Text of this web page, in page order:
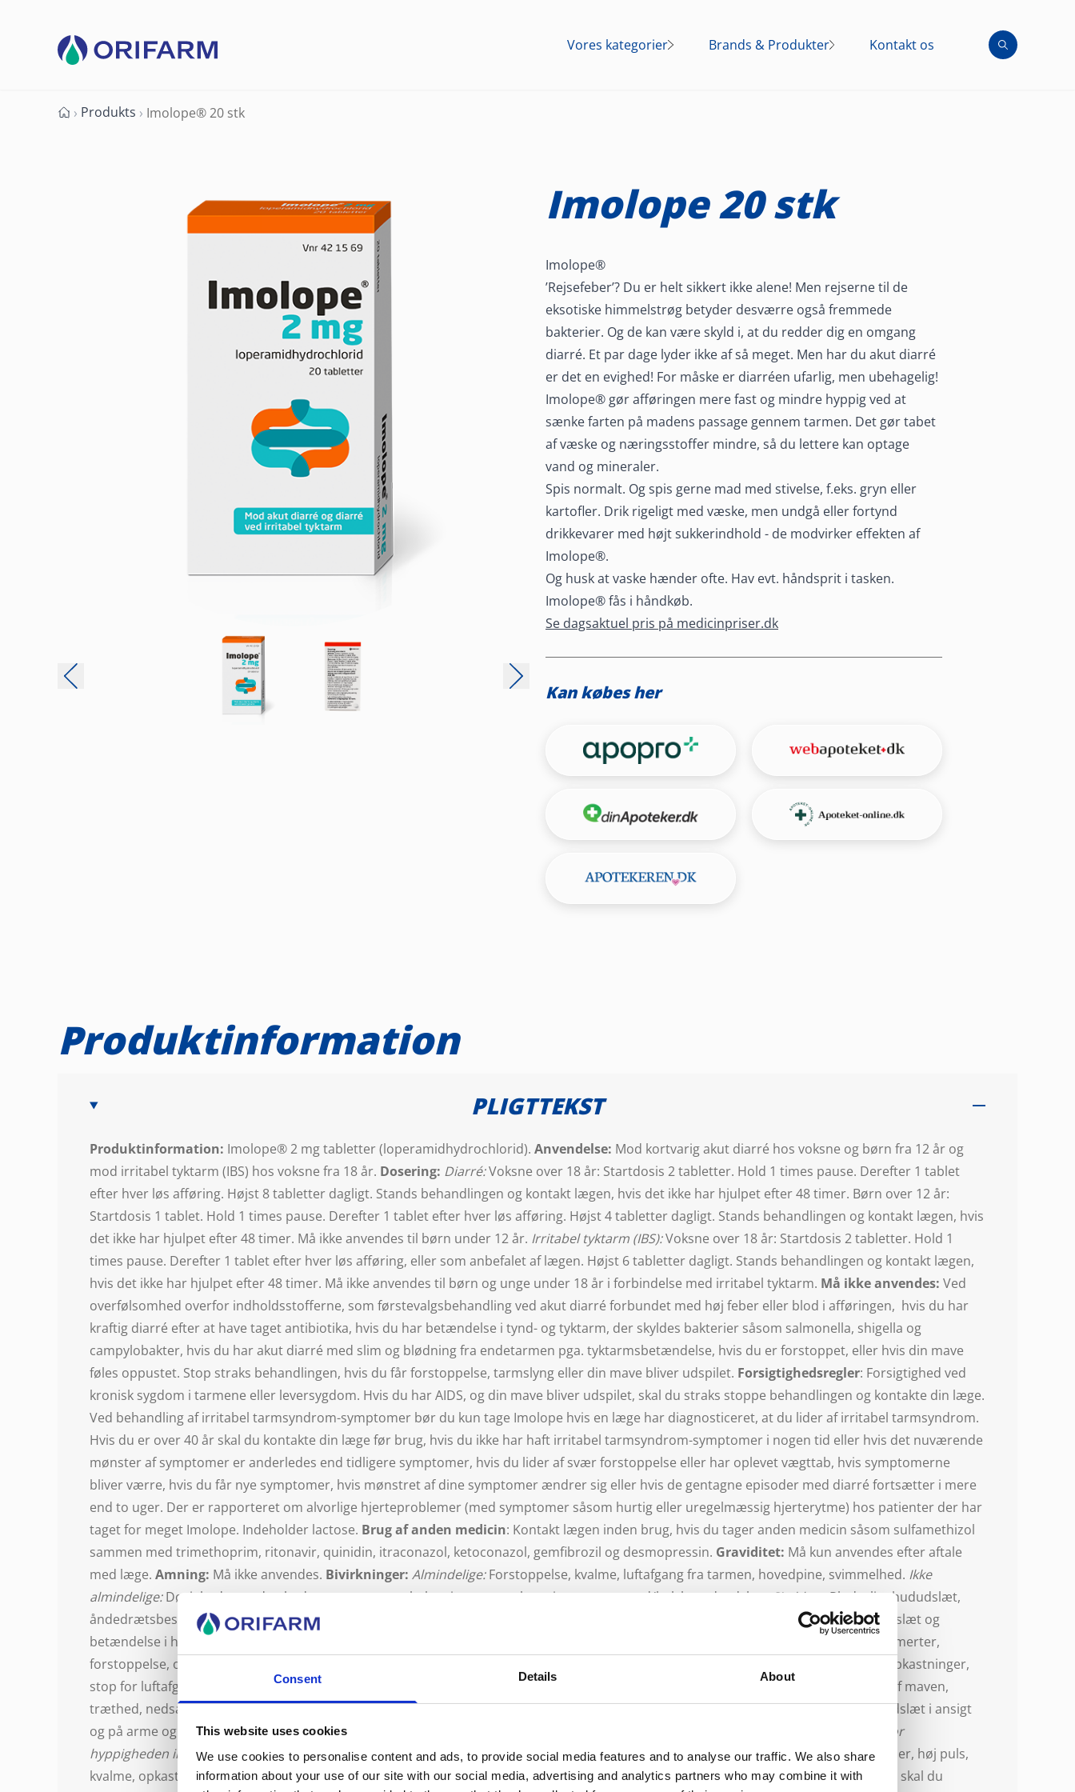
Consent Details About
This website uses cookies
We use cookies to personalise content and ads, to provide social media features and to analyse our traffic. We also share
information about your use of our site with our social media, advertising and analytics partners who may combine it with
Vores kategorier
Kosttilskud
Fnat
Overgangsalderen
Lokalbedøvelse af
huden
Brands & Produkter
Kontakt os
Forside
› Produkts › Imolope® 20 stk
Imolope 20 stk
Imolope®
’Rejsefeber’? Du er helt sikkert ikke alene! Men rejserne til de
eksotiske himmelstrøg betyder desværre også fremmede
bakterier. Og de kan være skyld i, at du redder dig en omgang
diarré. Et par dage lyder ikke af så meget. Men har du akut diarré
er det en evighed! For måske er diarréen ufarlig, men ubehagelig!
Imolope® gør afføringen mere fast og mindre hyppig ved at
sænke farten på madens passage gennem tarmen. Det gør tabet
af væske og næringsstoffer mindre, så du lettere kan optage
vand og mineraler.
Spis normalt. Og spis gerne mad med stivelse, f.eks. gryn eller
kartofler. Drik rigeligt med væske, men undgå eller fortynd
drikkevarer med højt sukkerindhold - de modvirker effekten af
Imolope®.
Og husk at vaske hænder ofte. Hav evt. håndsprit i tasken.
Imolope® fås i håndkøb.
Se dagsaktuel pris på medicinpriser.dk
Kan købes her
Produktinformation
PLIGTTEKST
Produktinformation: Imolope® 2 mg tabletter (loperamidhydrochlorid). Anvendelse: Mod kortvarig akut diarré hos voksne og børn fra 12 år og
mod irritabel tyktarm (IBS) hos voksne fra 18 år. Dosering: Diarré:Voksne over 18 år: Startdosis 2 tabletter. Hold 1 times pause. Derefter 1 tablet
efter hver løs afføring. Højst 8 tabletter dagligt. Stands behandlingen og kontakt lægen, hvis det ikke har hjulpet efter 48 timer. Børn over 12 år:
Startdosis 1 tablet. Hold 1 times pause. Derefter 1 tablet efter hver løs afføring. Højst 4 tabletter dagligt. Stands behandlingen og kontakt lægen, hvis
det ikke har hjulpet efter 48 timer. Må ikke anvendes til børn under 12 år. Irritabel tyktarm (IBS):Voksne over 18 år: Startdosis 2 tabletter. Hold 1
times pause. Derefter 1 tablet efter hver løs afføring, eller som anbefalet af lægen. Højst 6 tabletter dagligt. Stands behandlingen og kontakt lægen,
hvis det ikke har hjulpet efter 48 timer. Må ikke anvendes til børn og unge under 18 år i forbindelse med irritabel tyktarm. Må ikke anvendes: Ved
overfølsomhed overfor indholdsstofferne, som førstevalgsbehandling ved akut diarré forbundet med høj feber eller blod i afføringen, hvis du har
kraftig diarré efter at have taget antibiotika, hvis du har betændelse i tynd- og tyktarm, der skyldes bakterier såsom salmonella, shigella og
campylobakter, hvis du har akut diarré med slim og blødning fra endetarmen pga. tyktarmsbetændelse, hvis du er forstoppet, eller hvis din mave
føles oppustet. Stop straks behandlingen, hvis du får forstoppelse, tarmslyng eller din mave bliver udspilet. Forsigtighedsregler: Forsigtighed ved
kronisk sygdom i tarmene eller leversygdom. Hvis du har AIDS, og din mave bliver udspilet, skal du straks stoppe behandlingen og kontakte din læge.
Ved behandling af irritabel tarmsyndrom-symptomer bør du kun tage Imolope hvis en læge har diagnosticeret, at du lider af irritabel tarmsyndrom.
Hvis du er over 40 år skal du kontakte din læge før brug, hvis du ikke har haft irritabel tarmsyndrom-symptomer i nogen tid eller hvis det nuværende
mønster af symptomer er anderledes end tidligere symptomer, hvis du lider af svær forstoppelse eller har oplevet vægttab, hvis symptomerne
bliver værre, hvis du får nye symptomer, hvis mønstret af dine symptomer ændrer sig eller hvis de gentagne episoder med diarré fortsætter i mere
end to uger. Der er rapporteret om alvorlige hjerteproblemer (med symptomer såsom hurtig eller uregelmæssig hjerterytme) hos patienter der har
taget for meget Imolope. Indeholder lactose. Brug af anden medicin: Kontakt lægen inden brug, hvis du tager anden medicin såsom sulfamethizol
sammen med trimethoprim, ritonavir, quinidin, itraconazol, ketoconazol, gemfibrozil og desmopressin. Graviditet: Må kun anvendes efter aftale
med læge. Amning: Må ikke anvendes. Bivirkninger: Almindelige:Forstoppelse, kvalme, luftafgang fra tarmen, hovedpine, svimmelhed. Ikke
almindelige:Døsighed, mundtørhed, mavesmerter, ubehag i maven, opkastning, sure opstød/halsbrand, udslæt. Sjældne: Pludseligt hududslæt,
åndedrætsbesvær og besvimelse (inden for minutter til timer), pga. overfølsomhed (anafylaktisk reaktion eller shock), blæreformet udslæt og
betændelse i huden, især på hænder og fødder samt i og omkring munden ledsaget af feber, kraftig afskalning og afstødning af hud, smerter,
forstoppelse, opkastninger og almen utilpashed pga. tyktarmslidelse med alvorlig tarmslyng, voldsomme anfald af smerter i maven, opkastninger,
stop for luftafgang og afføring pga. tarmslyng, bevidstløshed, udslæt (nældefeber) og hævelser i huden, smerter i tungen, udspilning af maven,
træthed, nedsat bevidsthed, besvær med at lade vandet evt. vandladningsstop, kløe, overfølsomhed, blæredannelse i huden, feber, udslæt i ansigt
og på arme og ben, sløvhed, øget muskelspænding, koordinations-forstyrrelser, små pupiller, unormalt stor tyktarm.
Bivirkninger, hvor
hyppigheden ikke er kendt:Smerter i den øvre del af maven, mavesmerter med stråler om i ryggen, ømhed ved berøring af maven, feber, høj puls,
kvalme, opkastning, der kan være symptomer på betændelse i bugspytkirtlen (akut pankreatit). Hvis du får nogen af disse bivirkninger, skal du